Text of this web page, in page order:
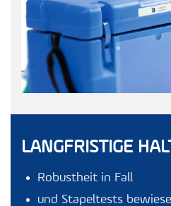
LANGFRISTIGE
Robustheit in Fall
und Stapeltests